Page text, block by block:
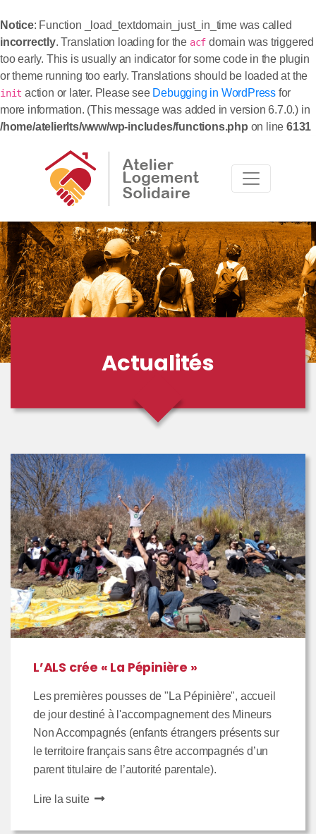
Notice: Function _load_textdomain_just_in_time was called
incorrectly. Translation loading for the acf domain was triggered
too early. This is usually an indicator for some code in the plugin
or theme running too early. Translations should be loaded at the
init action or later. Please see Debugging in WordPress for
more information. (This message was added in version 6.7.0.) in
/home/atelierlts/www/wp-includes/functions.php on line6131
Actualités
L’ALS crée « La Pépinière »
Les premières pousses de "La Pépinière", accueil
de jour destiné à l'accompagnement des Mineurs
Non Accompagnés (enfants étrangers présents sur
le territoire français sans être accompagnés d’un
parent titulaire de l’autorité parentale).
Lire la suite